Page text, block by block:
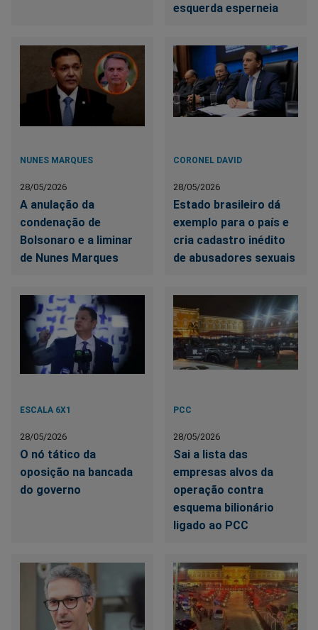
esquerda esperneia
NUNES MARQUES
28/05/2026
A anulação da
condenação de
Bolsonaro e a liminar
de Nunes Marques
CORONEL DAVID
28/05/2026
Estado brasileiro dá
exemplo para o país e
cria cadastro inédito
de abusadores sexuais
ESCALA 6X1
28/05/2026
O nó tático da
oposição na bancada
do governo
PCC
28/05/2026
Sai a lista das
empresas alvos da
operação contra
esquema bilionário
ligado ao PCC